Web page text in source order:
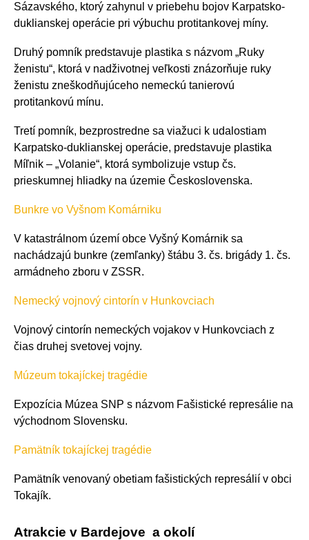
Sázavského, ktorý zahynul v priebehu bojov Karpatsko-
duklianskej operácie pri výbuchu protitankovej míny.
Druhý pomník predstavuje plastika s názvom „Ruky
ženistu“, ktorá v nadživotnej veľkosti znázorňuje ruky
ženistu zneškodňujúceho nemeckú tanierovú
protitankovú mínu.
Tretí pomník, bezprostredne sa viažuci k udalostiam
Karpatsko-duklianskej operácie, predstavuje plastika
Míľnik – „Volanie“, ktorá symbolizuje vstup čs.
prieskumnej hliadky na územie Československa.
Bunkre vo Vyšnom Komárniku
V katastrálnom území obce Vyšný Komárnik sa
nachádzajú bunkre (zemľanky) štábu 3. čs. brigády 1. čs.
armádneho zboru v ZSSR.
Nemecký vojnový cintorín v Hunkovciach
Vojnový cintorín nemeckých vojakov v Hunkovciach z
čias druhej svetovej vojny.
Múzeum tokajíckej tragédie
Expozícia Múzea SNP s názvom Fašistické represálie na
východnom Slovensku.
Pamätník tokajíckej tragédie
Pamätník venovaný obetiam fašistických represálií v obci
Tokajík.
Atrakcie v Bardejove a okolí